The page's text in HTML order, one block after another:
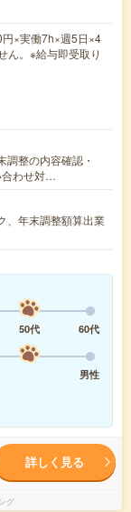
×実働7h×週5日×4
ん。※給与即受取り
調整の内容確認・
合わせ対…
、年末調整額算出業
50代
60代
男性
詳しく見る
グ